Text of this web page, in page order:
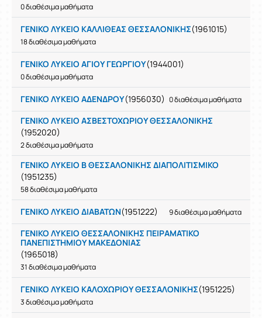
0 διαθέσιμα μαθήματα
ΓENIKO ΛΥΚΕΙΟ ΚΑΛΛΙΘΕΑΣ ΘΕΣΣΑΛΟΝΙΚΗΣ(1961015)
18 διαθέσιμα μαθήματα
ΓΕΝΙΚΟ ΛΥΚΕΙΟ ΑΓΙΟΥ ΓΕΩΡΓΙΟΥ(1944001)
0 διαθέσιμα μαθήματα
ΓΕΝΙΚΟ ΛΥΚΕΙΟ ΑΔΕΝΔΡΟΥ(1956030) 0 διαθέσιμα μαθήματα
ΓΕΝΙΚΟ ΛΥΚΕΙΟ ΑΣΒΕΣΤΟΧΩΡΙΟΥ ΘΕΣΣΑΛΟΝΙΚΗΣ
(1952020)
2 διαθέσιμα μαθήματα
ΓΕΝΙΚΟ ΛΥΚΕΙΟ Β ΘΕΣΣΑΛΟΝΙΚΗΣ ΔΙΑΠΟΛΙΤΙΣΜΙΚΟ
(1951235)
58 διαθέσιμα μαθήματα
ΓΕΝΙΚΟ ΛΥΚΕΙΟ ΔΙΑΒΑΤΩΝ(1951222) 9 διαθέσιμα μαθήματα
ΓΕΝΙΚΟ ΛΥΚΕΙΟ ΘΕΣΣΑΛΟΝΙΚΗΣ ΠΕΙΡΑΜΑΤΙΚΟ
ΠΑΝΕΠΙΣΤΗΜΙΟΥ ΜΑΚΕΔΟΝΙΑΣ
(1965018)
31 διαθέσιμα μαθήματα
ΓΕΝΙΚΟ ΛΥΚΕΙΟ ΚΑΛΟΧΩΡΙΟΥ ΘΕΣΣΑΛΟΝΙΚΗΣ(1951225)
3 διαθέσιμα μαθήματα